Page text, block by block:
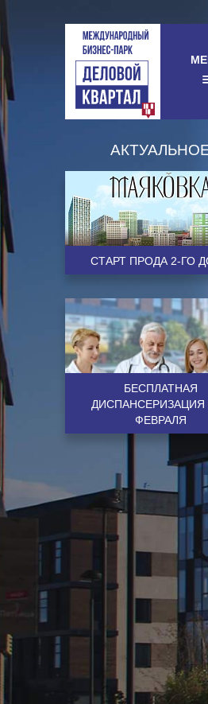
CТАРТ ПРОДА 2-ГО
БЕСПЛАТНАЯ
ДИСПАНСЕРИЗАЦИЯ
ФЕВРАЛЯ